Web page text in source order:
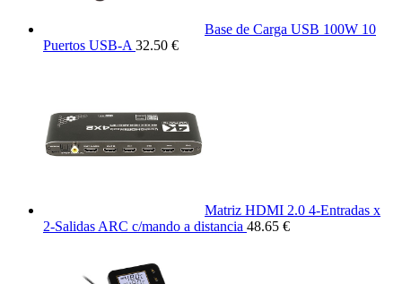
Base de Carga USB 100W 10
Puertos USB-A 32.50 €
Matriz HDMI 2.0 4-Entradas x
2-Salidas ARC c/mando a distancia 48.65 €